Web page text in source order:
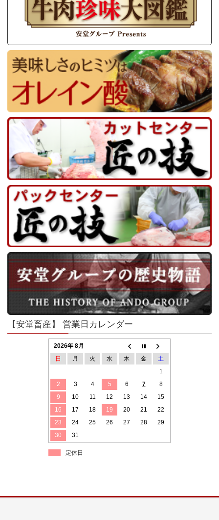
【安堂畜産】 営業日カレンダー
2026年 8月
日
月 火 水 木 金
土
1
2
3 4 5 6 7
8
9
10 11 12 13 14
15
16
17 18 19 20 21
22
23
24 25 26 27 28
29
30
31
定休日